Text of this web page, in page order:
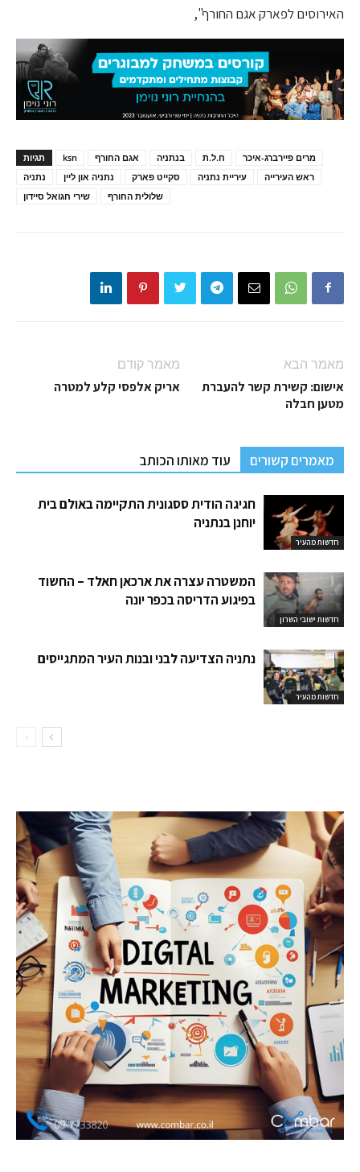
האירוסים לפארק אגם החורף",
תגיות ksn אגם החורף בנתניה ח.ל.ת
מרים פיירברג-איכר
נתניה
נתניה און ליין סקייט פארק עיריית נתניה
ראש העירייה
שירי חגואל סיידון
שלולית החורף
מאמר קודם
אריק אלפסי קלע למטרה
מאמר הבא
אישום: קשירת קשר להעברת
מטען חבלה
מאמרים קשורים עוד מאותו הכותב
חדשות מהעיר
חגיגה הודית ססגונית התקיימה באולם בית
יוחנן בנתניה
חדשות ישובי השרון
המשטרה עצרה את ארכאן חאלד – החשוד
בפיגוע הדריסה בכפר יונה
חדשות מהעיר
נתניה הצדיעה לבני ובנות העיר המתגייסים